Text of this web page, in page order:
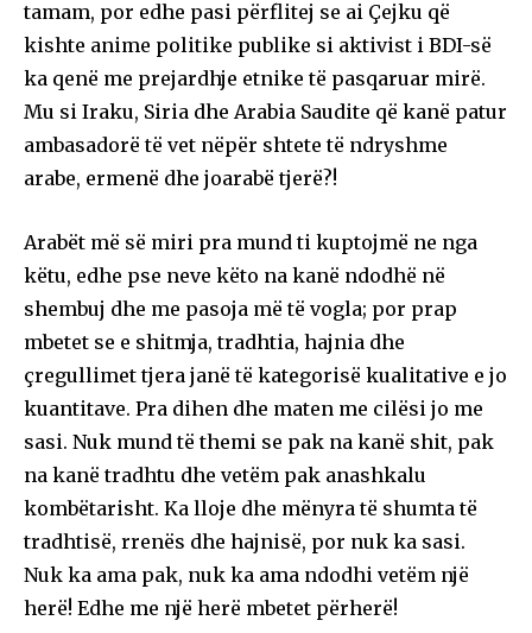
tamam, por edhe pasi përflitej se ai Çejku që
kishte anime politike publike si aktivist i BDI-së
ka qenë me prejardhje etnike të pasqaruar mirë.
Mu si Iraku, Siria dhe Arabia Saudite që kanë patur
ambasadorë të vet nëpër shtete të ndryshme
arabe, ermenë dhe joarabë tjerë?!
Arabët më së miri pra mund ti kuptojmë ne nga
këtu, edhe pse neve këto na kanë ndodhë në
shembuj dhe me pasoja më të vogla; por prap
mbetet se e shitmja, tradhtia, hajnia dhe
çregullimet tjera janë të kategorisë kualitative e jo
kuantitave. Pra dihen dhe maten me cilësi jo me
sasi. Nuk mund të themi se pak na kanë shit, pak
na kanë tradhtu dhe vetëm pak anashkalu
kombëtarisht. Ka lloje dhe mënyra të shumta të
tradhtisë, rrenës dhe hajnisë, por nuk ka sasi.
Nuk ka ama pak, nuk ka ama ndodhi vetëm një
herë! Edhe me një herë mbetet përherë!